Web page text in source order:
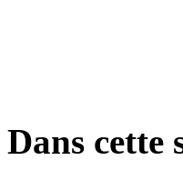
Dans cette